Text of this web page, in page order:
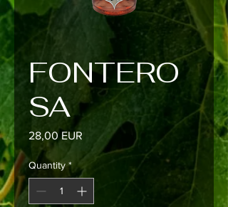
FONTERO
SA
28,00 EUR
Quantity *